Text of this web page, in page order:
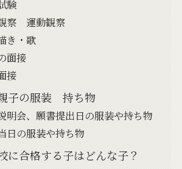
験
察 運動観察
き・歌
面接
接
子の服装 持ち物
明会、願書提出日の服装や持ち物
日の服装や持ち物
に合格する子はどんな子？